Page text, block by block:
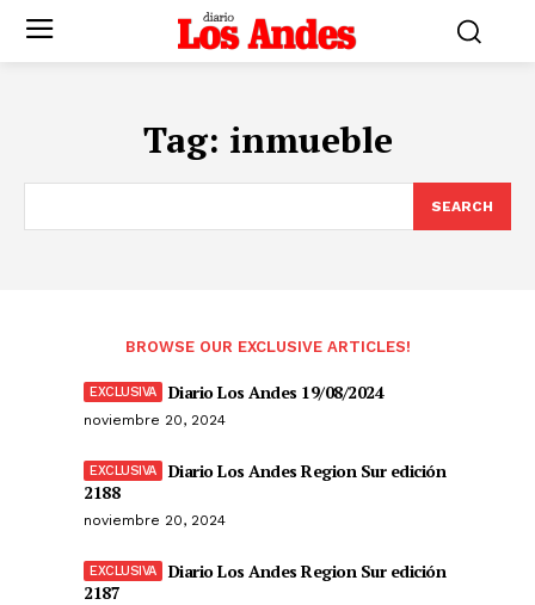
Tag: inmueble
SEARCH
BROWSE OUR EXCLUSIVE ARTICLES!
Diario Los Andes 19/08/2024
noviembre 20, 2024
Diario Los Andes Region Sur edición
2188
noviembre 20, 2024
Diario Los Andes Region Sur edición
2187